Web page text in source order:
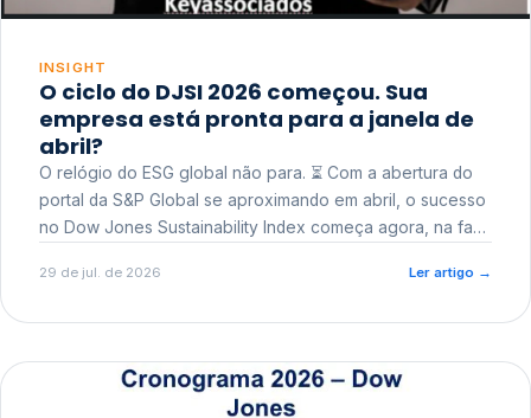
INSIGHT
O ciclo do DJSI 2026 começou. Sua
empresa está pronta para a janela de
abril?
O relógio do ESG global não para. ⏳ Com a abertura do
portal da S&P Global se aproximando em abril, o sucesso
no Dow Jones Sustainability Index começa agora, na fase
29 de jul. de 2026 Ler artigo →